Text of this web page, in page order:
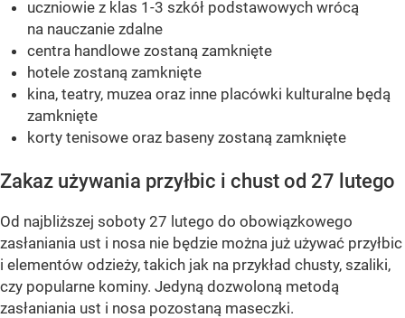
uczniowie z klas 1-3 szkół podstawowych wrócą
na nauczanie zdalne
centra handlowe zostaną zamknięte
hotele zostaną zamknięte
kina, teatry, muzea oraz inne placówki kulturalne będą
zamknięte
korty tenisowe oraz baseny zostaną zamknięte
Zakaz używania przyłbic i chust od 27 lutego
Od najbliższej soboty 27 lutego do obowiązkowego
zasłaniania ust i nosa nie będzie można już używać przyłbic
i elementów odzieży, takich jak na przykład chusty, szaliki,
czy popularne kominy. Jedyną dozwoloną metodą
zasłaniania ust i nosa pozostaną maseczki.